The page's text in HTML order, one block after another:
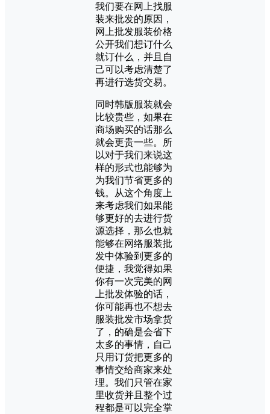
我们要在网上找服
装来批发的原因，
网上批发服装价格
公开我们想订什么
就订什么，并且自
己可以考虑清楚了
再进行选货交易。
同时韩版服装就会
比较贵些，如果在
商场购买的话那么
就会更贵一些。所
以对于我们来说这
样的形式也能够为
为我们节省更多的
钱。从这个角度上
来考虑我们如果能
够更好的去进行货
源选择，那么也就
能够在网络服装批
发中体验到更多的
便捷，我觉得如果
你有一次完美的网
上批发体验的话，
你可能再也不想去
服装批发市场拿货
了，的确是会省下
太多的事情，自己
只用订货把更多的
事情交给商家来处
理。我们只管在家
里收货并且整个过
程都是可以完全掌